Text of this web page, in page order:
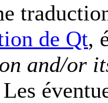
de Qt,
and/or